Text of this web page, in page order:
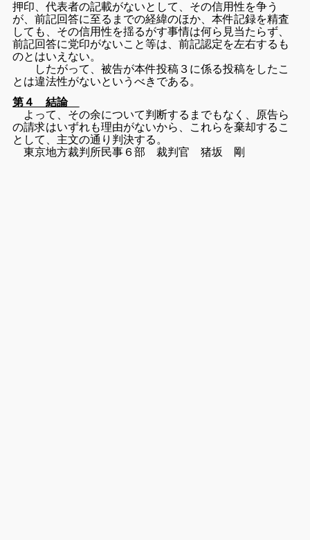
押印、代表者の記載がないとして、 その信用性を争う
が、前記回答に至るまでの経緯のほか、本件記録を精査
しても、 その信用性を揺るがす事情は何ら見当たらず、
前記回答に党印がないこと等は、前記認定を左右するも
のとはいえない。
したがって、被告が本件投稿３に係る投稿をしたこ
とは違法性がないというべき である。
第４ 結論
よって、その余について判断するまでもなく、 原告ら
の請求はいずれも理由がないから、 これらを棄却するこ
として、主文の通り判決する。
東京地方裁判所民事６部 裁判官 猪坂 剛